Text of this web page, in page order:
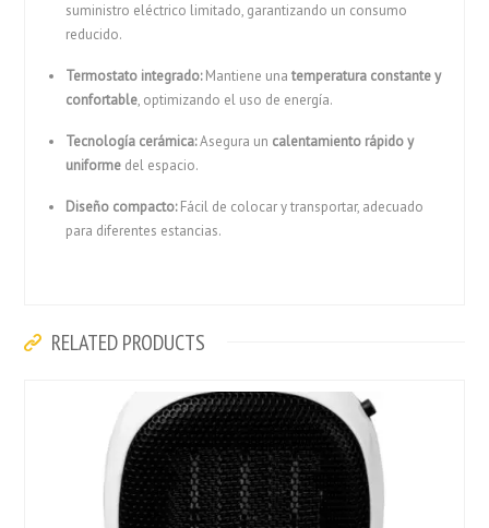
suministro eléctrico limitado, garantizando un consumo
reducido.
Termostato integrado:Mantiene unatemperatura constante y
confortable, optimizando el uso de energía.
Tecnología cerámica:Asegura un calentamiento rápido y
uniforme del espacio.
Diseño compacto:Fácil de colocar y transportar, adecuado
para diferentes estancias.
RELATED PRODUCTS